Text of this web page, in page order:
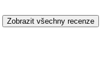
Zobrazit všechny recenze